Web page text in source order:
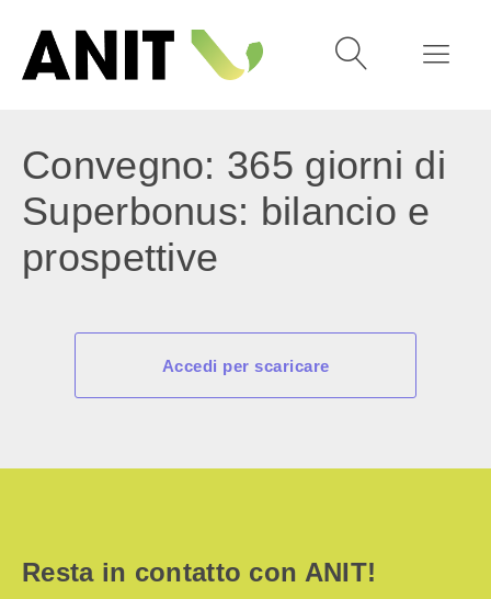
Convegno: 365 giorni di
Superbonus: bilancio e
prospettive
Accedi per scaricare
Resta in contatto con ANIT!